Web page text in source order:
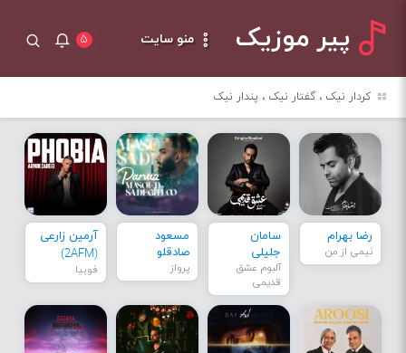
پیر موزیک منو سایت ۵
کردار نیک ، گفتار نیک ، پندار نیک
رضا بهرام
نیمی از من
سامان
جلیلی
آلبوم عشق
قدیمی
مسعود
صادقلو
پرواز
آرمین زارعی
(2AFM)
فوبیا